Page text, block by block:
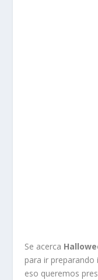
Se acerca
para ir preparando
eso queremos